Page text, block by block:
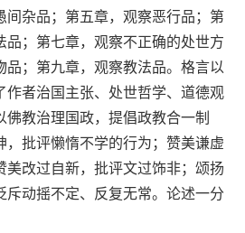
间杂品；第五章，观察恶行品；第
品；第七章，观察不正确的处世方
品；第九章，观察教法品。格言以
作者治国主张、处世哲学、道德观
佛教治理国政，提倡政教合一制
，批评懒惰不学的行为；赞美谦虚
美改过自新，批评文过饰非；颂扬
斥动摇不定、反复无常。论述一分